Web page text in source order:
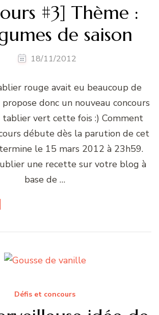
#3] Thème :
de saison
18/11/2012
rouge avait eu beaucoup de
propose donc un nouveau concours
tablier vert cette fois :) Comment
débute dès la parution de cet
le 15 mars 2012 à 23h59.
une recette sur votre blog à
base de …
Défis et concours